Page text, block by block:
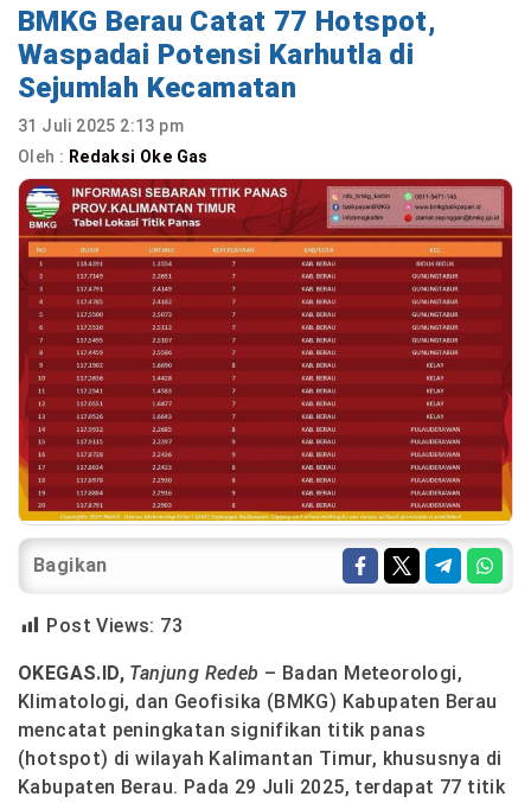
BMKG Berau Catat 77 Hotspot,
Waspadai Potensi Karhutla di
Sejumlah Kecamatan
31 Juli 2025 2:13 pm
Oleh : Redaksi Oke Gas
Bagikan
Post Views: 73
OKEGAS.ID, Tanjung Redeb – Badan Meteorologi,
Klimatologi, dan Geofisika (BMKG) Kabupaten Berau
mencatat peningkatan signifikan titik panas
(hotspot) di wilayah Kalimantan Timur, khususnya di
Kabupaten Berau. Pada 29 Juli 2025, terdapat 77 titik